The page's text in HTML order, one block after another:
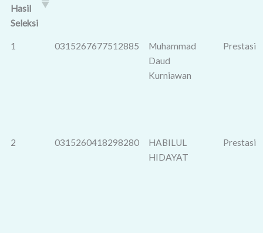
Hasil
Seleksi
1 0315267677512885
Muhammad
Daud
Kurniawan
Prestasi
2 0315260418298280
HABILUL
HIDAYAT
Prestasi